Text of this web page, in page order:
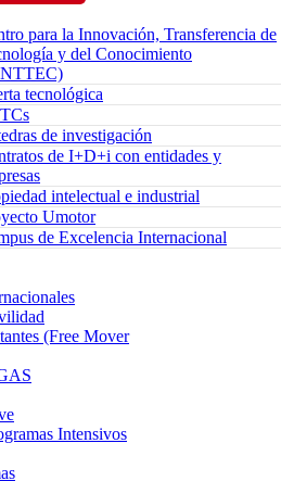
para la Innovación, Transferencia de
y del Conocimiento
tecnológica
de investigación
de I+D+i con entidades y
intelectual e industrial
Umotor
de Excelencia Internacional
(Free Mover
Intensivos